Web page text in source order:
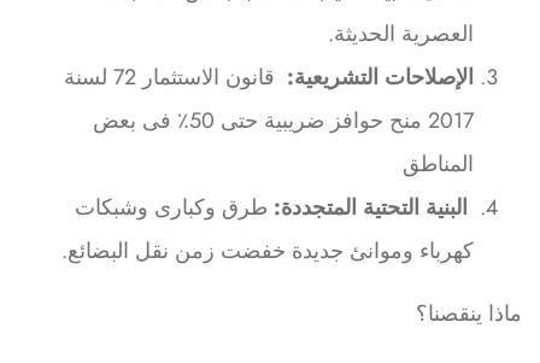
العصرية الحديثة.
الإصلاحات التشريعية:
قانون الاستثمار 72 لسنة
2017 منح حوافز ضريبية حتى 50٪ فى بعض
المناطق
البنية التحتية المتجددة: طرق وكبارى وشبكات
كهرباء وموانئ جديدة خفضت زمن نقل البضائع.
ماذا ينقصنا؟